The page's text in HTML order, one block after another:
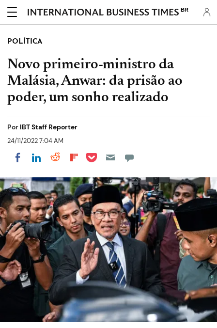
BR
POLÍTICA
Novo primeiro-ministro da
Malásia, Anwar: da prisão ao
poder, um sonho realizado
Por IBT Staff Reporter
24/11/2022 7:04 AM
Share on Facebook
Share on LinkedIn
Share on Reddit
Share on Flipboard
Share on Pocket